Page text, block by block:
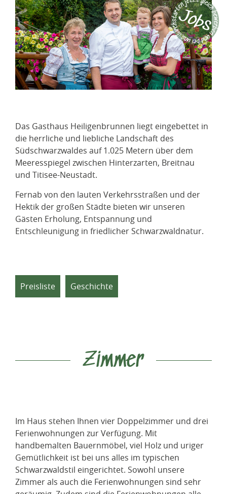
Das Gasthaus Heiligenbrunnen liegt eingebettet in
die herrliche und liebliche Landschaft des
Südschwarzwaldes auf 1.025 Metern über dem
Meeresspiegel zwischen Hinterzarten, Breitnau
und Titisee-Neustadt.
Fernab von den lauten Verkehrsstraßen und der
Hektik der großen Städte bieten wir unseren
Gästen Erholung, Entspannung und
Entschleunigung in friedlicher Schwarzwaldnatur.
Preisliste Geschichte
Zimmer
Im Haus stehen Ihnen vier Doppelzimmer und drei
Ferienwohnungen zur Verfügung. Mit
handbemalten Bauernmöbel, viel Holz und uriger
Gemütlichkeit ist bei uns alles im typischen
Schwarzwaldstil eingerichtet. Sowohl unsere
Zimmer als auch die Ferienwohnungen sind sehr